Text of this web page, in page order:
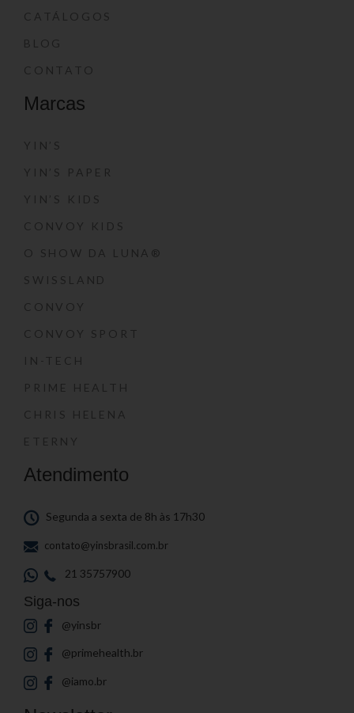
CATÁLOGOS
BLOG
CONTATO
Marcas
YIN’S
YIN’S PAPER
YIN’S KIDS
CONVOY KIDS
O SHOW DA LUNA®
SWISSLAND
CONVOY
CONVOY SPORT
IN-TECH
PRIME HEALTH
CHRIS HELENA
ETERNY
Atendimento
Segunda a sexta de 8h às 17h30
contato@yinsbrasil.com.br
21 35757900
Siga-nos
@yinsbr
@primehealth.br
@iamo.br